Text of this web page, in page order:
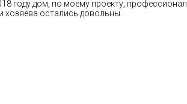
году дом, по моему проекту,
хозяева остались довольны.